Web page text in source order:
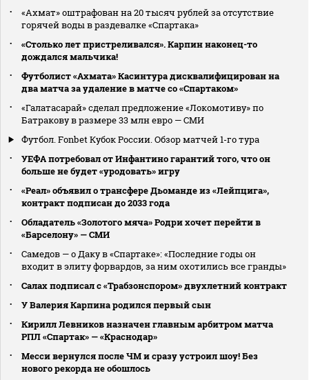
«Ахмат» оштрафован на 20 тысяч рублей за отсутствие
горячей воды в раздевалке «Спартака»
«Столько лет пристреливался». Карпин наконец-то
дождался мальчика!
Футболист «Ахмата» Касинтура дисквалифицирован на
два матча за удаление в матче со «Спартаком»
«Галатасарай» сделал предложение «Локомотиву» по
Батракову в размере 33 млн евро — СМИ
Футбол. Fonbet Кубок России. Обзор матчей 1-го тура
УЕФА потребовал от Инфантино гарантий того, что он
больше не будет «уродовать» игру
«Реал» объявил о трансфере Дьоманде из «Лейпцига»,
контракт подписан до 2033 года
Обладатель «Золотого мяча» Родри хочет перейти в
«Барселону» — СМИ
Самедов — о Даку в «Спартаке»: «Последние годы он
входит в элиту форвардов, за ним охотились все гранды»
Салах подписал с «Трабзонспором» двухлетний контракт
У Валерия Карпина родился первый сын
Кирилл Левников назначен главным арбитром матча
РПЛ «Спартак» — «Краснодар»
Месси вернулся после ЧМ и сразу устроил шоу! Без
нового рекорда не обошлось